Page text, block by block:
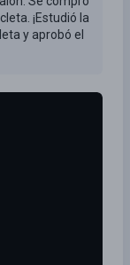
¡Estudió la
y aprobó el